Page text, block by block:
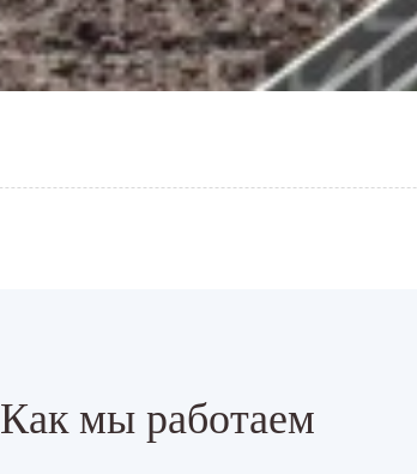
Как мы работаем